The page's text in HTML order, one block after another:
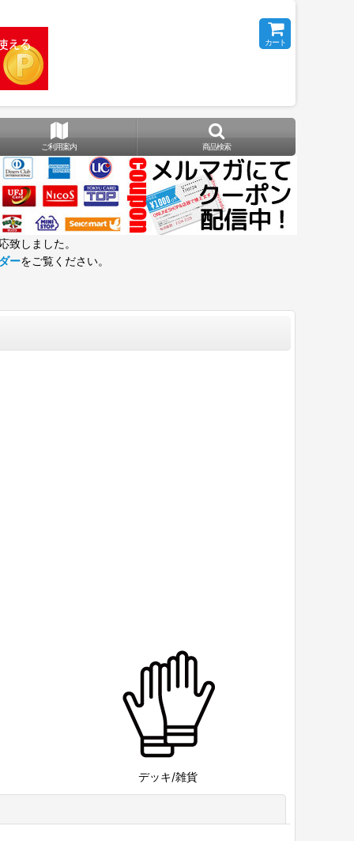
カート
ご利用案内 商品検索
致しました。
ーをご覧ください。
デッキ/雑貨